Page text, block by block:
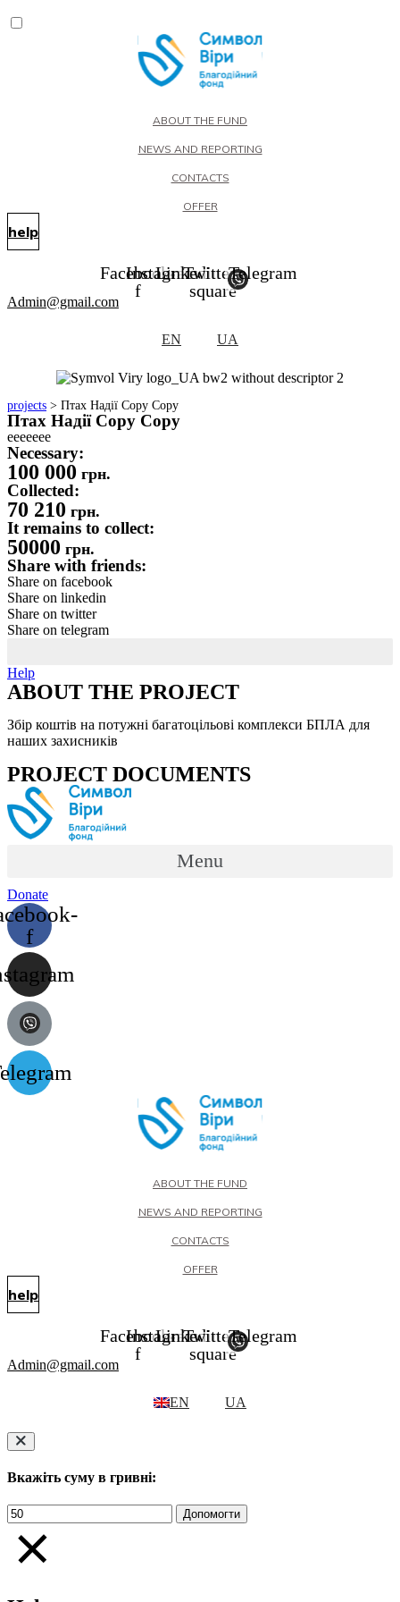
ABOUT THE FUND
NEWS AND REPORTING
CONTACTS
OFFER
help
Facebook-
f
Instagram
Linkedin
Twitter-
square
Telegram
Admin@gmail.com
EN UA
projects > Птах Надії Copy Copy
Птах Надії Copy Copy
eeeeeee
Necessary:
100 000 грн.
Collected:
70 210 грн.
It remains to collect:
50000 грн.
Share with friends:
Share on facebook
Share on linkedin
Share on twitter
Share on telegram
Help
ABOUT THE PROJECT ​
Збір коштів на потужні багатоцільові комплекси БПЛА для
наших захисників
PROJECT DOCUMENTS
Menu
Donate
f
ABOUT THE FUND
NEWS AND REPORTING
CONTACTS
OFFER
help
Facebook-
f
Instagram
Linkedin
Twitter-
square
Telegram
Admin@gmail.com
EN UA
Вкажіть суму в гривні: